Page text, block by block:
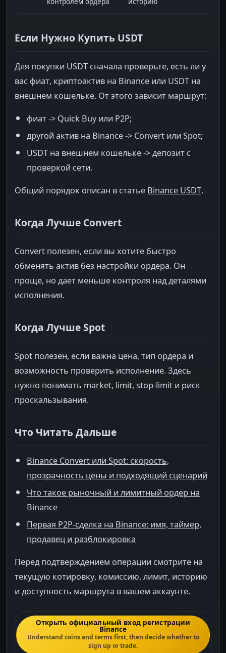
Если Нужно Купить USDT
Для покупки USDT сначала проверьте, есть ли у
вас фиат, криптоактив на Binance или USDT на
внешнем кошельке. От этого зависит маршрут:
фиат -> Quick Buy или P2P;
другой актив на Binance -> Convert или Spot;
USDT на внешнем кошельке -> депозит с
проверкой сети.
Общий порядок описан в статьеBinance USDT.
Когда Лучше Convert
Convert полезен, если вы хотите быстро
обменять актив без настройки ордера. Он
проще, но дает меньше контроля над деталями
исполнения.
Когда Лучше Spot
Spot полезен, если важна цена, тип ордера и
возможность проверить исполнение. Здесь
нужно понимать market, limit, stop-limit и риск
проскальзывания.
Что Читать Дальше
Binance Convert или Spot: скорость,
прозрачность цены и подходящий сценарий
Что такое рыночный и лимитный ордер на
Binance
Первая P2P-сделка на Binance: имя, таймер,
продавец и разблокировка
Перед подтверждением операции смотрите на
текущую котировку, комиссию, лимит, историю
и доступность маршрута в вашем аккаунте.
Открыть официальный вход регистрации
Binance
Understand coins and terms first, then decide whether to
sign up or trade.